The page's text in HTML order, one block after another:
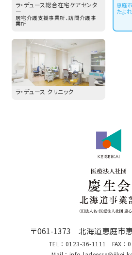
ラ・デュース総合在宅ケアセンタ
ー
居宅介護支援事業所、訪問介護事
業所
恵庭
たよ
ラ・デュース クリニック
〒061-1373 北海道恵庭市
TEL：0123-36-1111
FAX：